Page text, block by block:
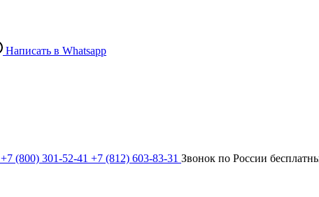
Написать в Whatsapp
+7 (800) 301-52-41 +7 (812) 603-83-31 Звонок по России